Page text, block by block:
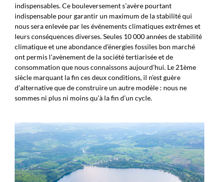
indispensables. Ce bouleversement s’avère pourtant
indispensable pour garantir un maximum de la stabilité qui
nous sera enlevée par les événements climatiques extrêmes et
leurs conséquences diverses. Seules 10 000 années de stabilité
climatique et une abondance d’énergies fossiles bon marché
ont permis l’avènement de la société tertiarisée et de
consommation que nous connaissons aujourd’hui. Le 21ème
siècle marquant la fin ces deux conditions, il n’est guère
d’alternative que de construire un autre modèle : nous ne
sommes ni plus ni moins qu’à la fin d’un cycle.